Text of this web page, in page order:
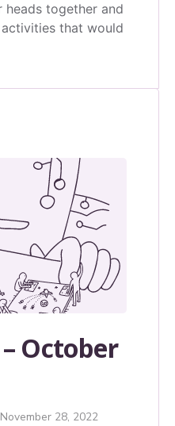
heads together and
that would
October
November 28, 2022